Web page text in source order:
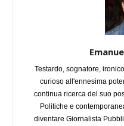
Testardo, sognatore,
curioso all'ennesima
continua ricerca del suo
Politiche e
diventare Giornalista